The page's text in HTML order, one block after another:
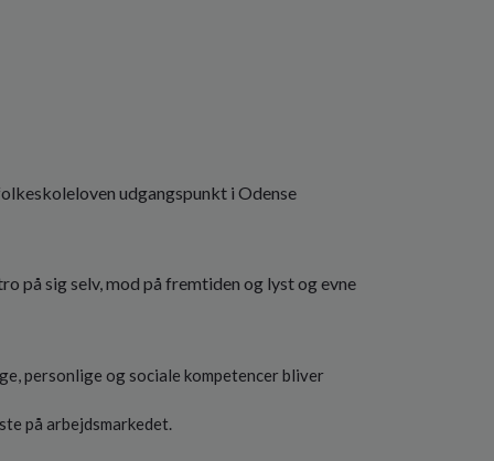
udgangspunkt i Odense
på sig selv, mod på fremtiden og lyst og evne
personlige og sociale kompetencer bliver
på arbejdsmarkedet.